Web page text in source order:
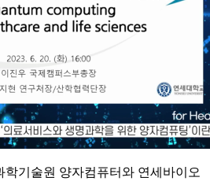
학기술원 양자컴퓨터와 연세바이오